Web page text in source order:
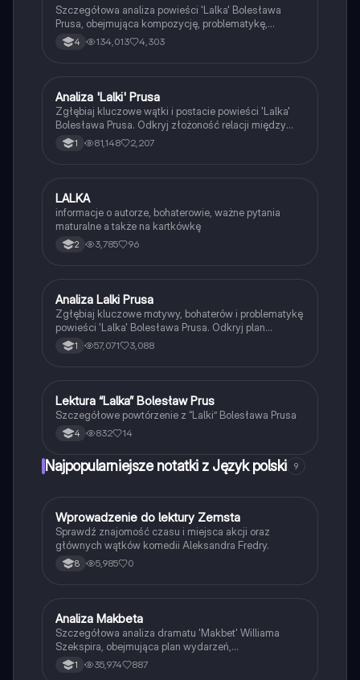
Szczegółowa analiza powieści 'Lalka' Bolesława
Prusa, obejmująca kompozycję, problematykę,
głównych bohaterów oraz kontekst społeczny
Warszawy lat 70. i 80. XIX wieku. Zawiera omówienie
Idealna dla studentów literatury i miłośników polskiej
prozy.
4 134,013 4,303
Język polski
Analiza 'Lalki' Prusa
Zgłębiaj kluczowe wątki i postacie powieści 'Lalka'
Bolesława Prusa. Odkryj złożoność relacji między
Stanisławem Wokulskim a Izabelą Łęcką, a także
kontekst społeczny XIX-wiecznej Warszawy. Notatka
przygotowania się do egzaminu.
1 81,148 2,207
Język polski
LALKA
informacje o autorze, bohaterowie, ważne pytania
maturalne a także na kartkówkę
2 3,785 96
Język polski
Analiza Lalki Prusa
Zgłębiaj kluczowe motywy, bohaterów i problematykę
powieści 'Lalka' Bolesława Prusa. Odkryj plan
wydarzeń oraz kontekst społeczny Warszawy XIX
wieku. Idealne dla studentów literatury i miłośników
1 57,071 3,088
Język polski
Lektura “Lalka” Bolesław Prus
Szczegółowe powtórzenie z “Lalki” Bolesława Prusa
4 832 14
Najpopularniejsze notatki z Język polski 9
WJęzyk polski
Wprowadzenie do lektury Zemsta
Sprawdź znajomość czasu i miejsca akcji oraz
głównych wątków komedii Aleksandra Fredry.
8 5,985 0
Język polski
Analiza Makbeta
Szczegółowa analiza dramatu 'Makbet' Williama
Szekspira, obejmująca plan wydarzeń,
charakterystykę bohaterów, kluczowe motywy oraz
kontekst historyczny. Idealne dla studentów literatury
1 35,974 887